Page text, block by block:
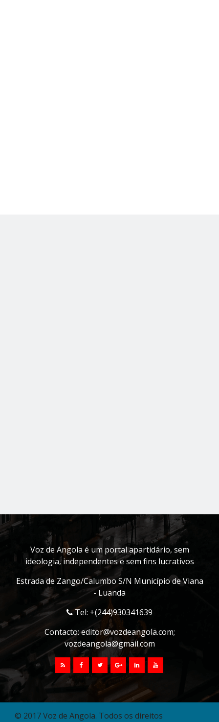
Voz de Angola é um portal apartidário, sem
ideologia, independentes e sem fins lucrativos
Estrada de Zango/Calumbo S/N Município de Viana
- Luanda
Tel: +(244)930341639
Contacto:editor@vozdeangola.com;
vozdeangola@gmail.com
© 2017 Voz de Angola. Todos os direitos